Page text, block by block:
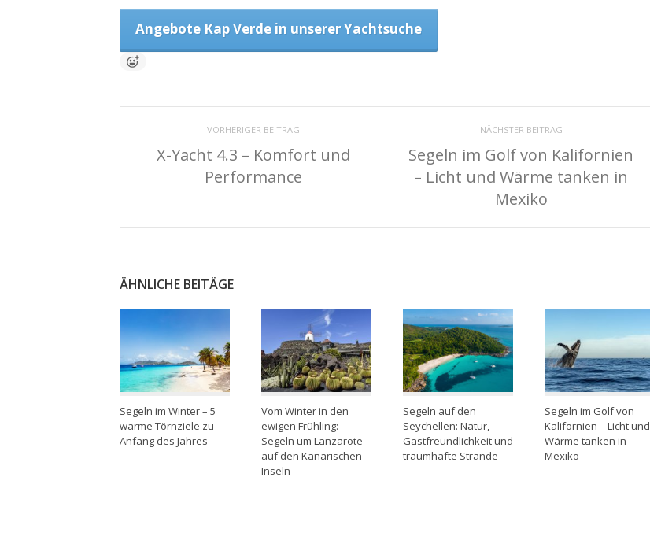
Angebote Kap Verde in unserer Yachtsuche
VORHERIGER BEITRAG
X-Yacht 4.3 – Komfort und
Performance
NÄCHSTER BEITRAG
Segeln im Golf von Kalifornien
– Licht und Wärme tanken in
Mexiko
ÄHNLICHE BEITÄGE
Segeln im Winter – 5
warme Törnziele zu
Anfang des Jahres
Vom Winter in den
ewigen Frühling:
Segeln um Lanzarote
auf den Kanarischen
Inseln
Segeln auf den
Seychellen: Natur,
Gastfreundlichkeit und
traumhafte Strände
Segeln im Golf von
Kalifornien – Licht und
Wärme tanken in
Mexiko